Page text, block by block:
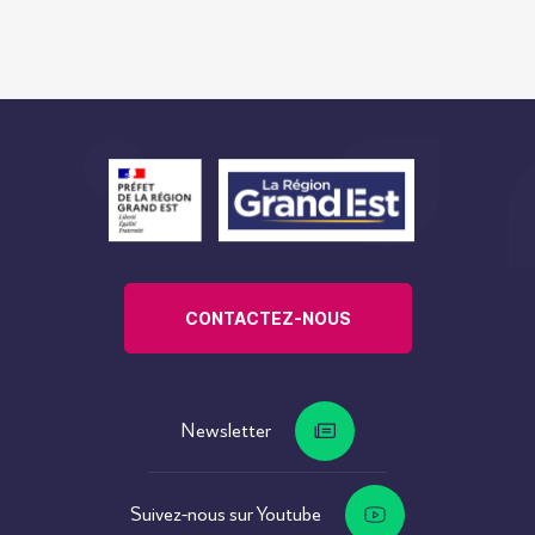
CONTACTEZ-NOUS
Newsletter
Suivez-nous sur Youtube